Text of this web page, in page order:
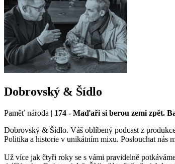
Dobrovský & Šídlo
Paměť národa | 174 - Maďaři si berou zemi zpět.
Dobrovský & Šídlo. Váš oblíbený podcast z
Politika a historie v unikátním mixu. Poslouchat nás
Už více jak čtyři roky se s vámi pravidelně